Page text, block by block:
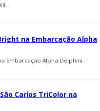
na Embarcação Alpha
Embarcação Alpha Delphini...
Carlos TriColor na